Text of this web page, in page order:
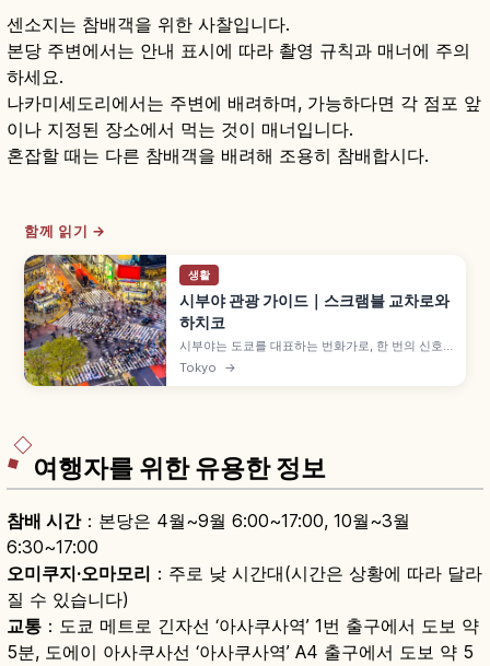
센소지는 참배객을 위한 사찰입니다.
본당 주변에서는 안내 표시에 따라 촬영 규칙과 매너에 주의
하세요.
나카미세도리에서는 주변에 배려하며, 가능하다면 각 점포 앞
이나 지정된 장소에서 먹는 것이 매너입니다.
혼잡할 때는 다른 참배객을 배려해 조용히 참배합시다.
함께 읽기 →
생활
시부야 관광 가이드｜스크램블 교차로와
하치코
시부야는 도쿄를 대표하는 번화가로, 한 번의 신호
에 약 3,000명이 동시에 횡단하는 스크램블 교차로
가 상징입니다. 1934년 세워진 충견 하치코 동상,
Tokyo →
여행자를 위한 유용한 정보
참배 시간：본당은 4월~9월 6:00~17:00, 10월~3월
6:30~17:00
오미쿠지·오마모리 ：주로 낮 시간대(시간은 상황에 따라 달라
질 수 있습니다)
교통 ：도쿄 메트로 긴자선 ‘아사쿠사역’ 1번 출구에서 도보 약
5분, 도에이 아사쿠사선 ‘아사쿠사역’ A4 출구에서 도보 약 5